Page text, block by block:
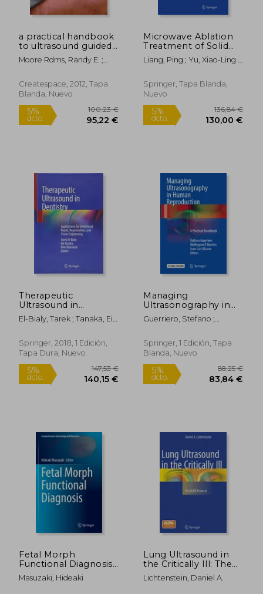
5% 147,53 € 5%
5%
56,05 €
5%
a practical handbook
to ultrasound guided
injections (en Inglés)
Moore Rdms, Randy E. ;
Createspace, 2012, Tapa
Blanda, Nuevo
Microwave Ablation
Treatment of Solid
Tumors (en Inglés)
Liang, Ping ; Yu, Xiao-Ling ;
Springer, Tapa Blanda,
Nuevo
Therapeutic
Ultrasound in
Dentistry:
Applications for
Regeneration, and
Tissue Engineering
El-Bialy, Tarek ; Tanaka, Eiji
Springer, 2018, 1 Edición,
Tapa Dura, Nuevo
Managing
Ultrasonography in
Human
Reproduction: A
(en Inglés)
Guerriero, Stefano ;
Alcazar, Juan Luis
Springer, 1 Edición, Tapa
Blanda, Nuevo
Fetal Morph
Functional Diagnosis
(en Inglés)
Masuzaki, Hideaki
Lung Ultrasound in
the Critically Ill: The
Blue Protocol (en
Inglés)
Lichtenstein, Daniel A.